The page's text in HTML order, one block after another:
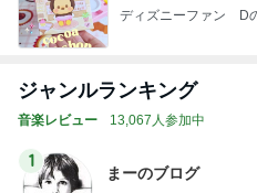
ディズニーファン D
ジャンルランキング
音楽レビュー 13,067人参加中
1
まーのブログ